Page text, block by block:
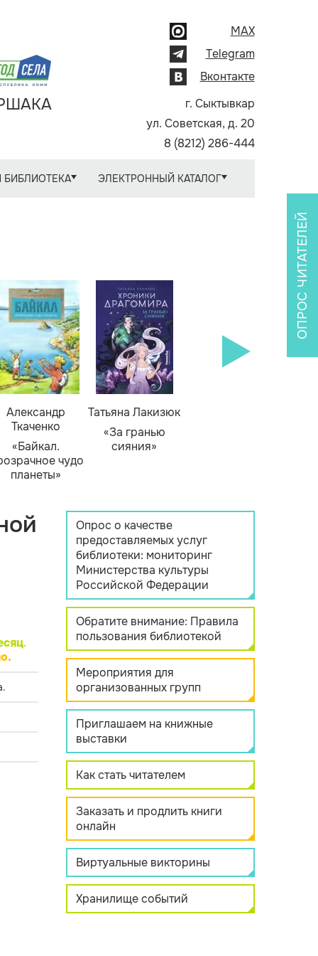
MAX
Telegram
Вконтакте
г. Сыктывкар
ул. Советская, д. 20
8 (8212) 286-444
БИБЛИОТЕКА ЭЛЕКТРОННЫЙ КАТАЛОГ
Александр
Ткаченко
«Байкал.
чудо
планеты»
Татьяна Лакизюк
«За гранью
сияния»
.
ОПРОС ЧИТАТЕЛЕЙ
Опрос о качестве
предоставляемых услуг
библиотеки: мониторинг
Министерства культуры
Российской Федерации
Обратите внимание: Правила
пользования библиотекой
Мероприятия для
организованных групп
Приглашаем на книжные
выставки
Как стать читателем
Заказать и продлить книги
онлайн
Виртуальные викторины
Хранилище событий